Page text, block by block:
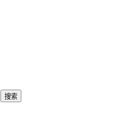
搜索